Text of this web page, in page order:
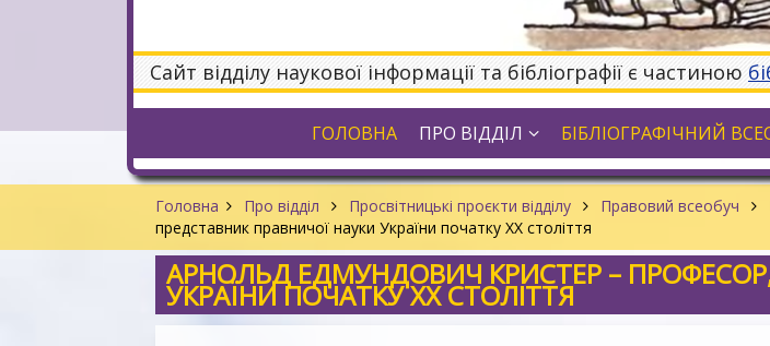
Сайт відділу наукової інформації та бібліографії є частиною
ГОЛОВНА ПРО ВІДДІЛ БІБЛІОГРАФІЧНИЙ
Головна Про відділ Просвітницькі проєкти відділу Правовий всеобуч
представник правничої науки України початку XX століття
АРНОЛЬД ЕДМУНДОВИЧ КРИСТЕР –
УКРАЇНИ ПОЧАТКУ XX СТОЛІТТЯ